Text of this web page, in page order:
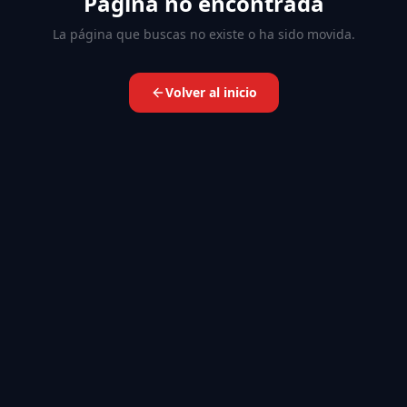
La página que buscas no existe o ha sido movida.
Volver al inicio